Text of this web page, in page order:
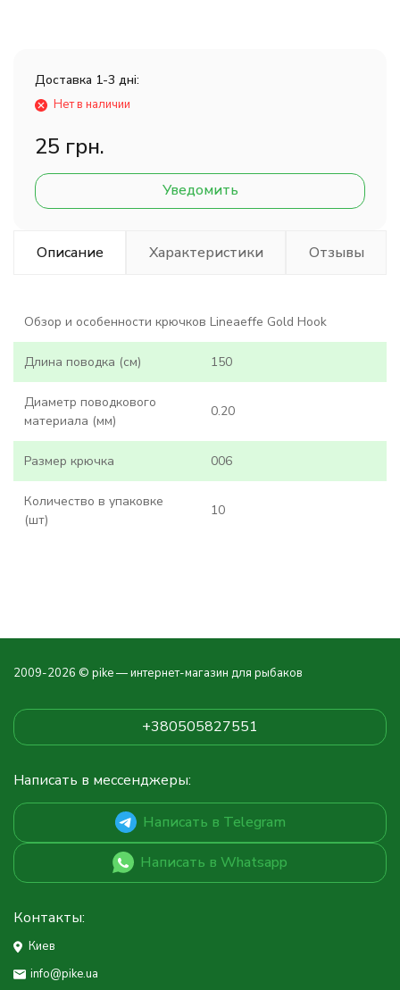
Доставка 1-3 дні:
Нет в наличии
25 грн.
Уведомить
Описание Характеристики Отзывы
Обзор и особенности крючков Lineaeffe Gold Hook
Длина поводка (см) 150
Диаметр поводкового
материала (мм)
0.20
Размер крючка 006
Количество в упаковке
(шт)
10
2009-2026 © pike — интернет-магазин для рыбаков
+380505827551
Написать в мессенджеры:
Написать в Telegram
Написать в Whatsapp
Контакты:
Киев
info@pike.ua